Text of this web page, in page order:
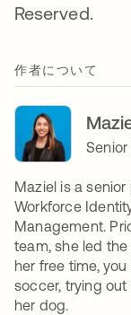
Reserved.
作者について
Maziel is a
Workforce
Management.
team, she led
her free time,
soccer, trying
her dog.